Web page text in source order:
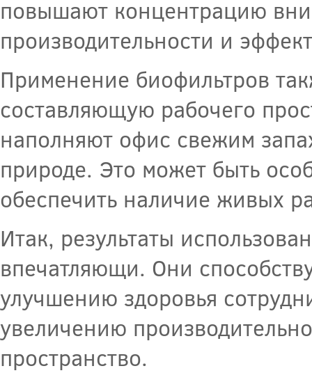
повышают концентрацию
производительности и
Применение биофильтров
составляющую рабочего
наполняют офис свежим
природе. Это может быть
обеспечить наличие живых
Итак, результаты
впечатляющи. Они
улучшению здоровья
увеличению
пространство.